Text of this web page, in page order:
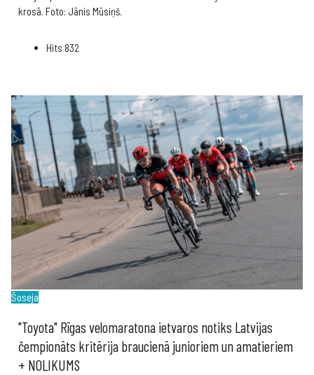
krosā. Foto: Jānis Mūsiņš.
Hits 832
Šoseja
"Toyota" Rīgas velomaratona ietvaros notiks Latvijas
čempionāts kritērija braucienā junioriem un amatieriem
+ NOLIKUMS